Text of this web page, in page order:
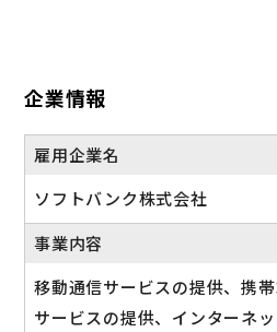
企業情報
雇用企業名
ソフトバンク株式会社
事業内容
移動通信サービスの提供、携
サービスの提供、インターネ